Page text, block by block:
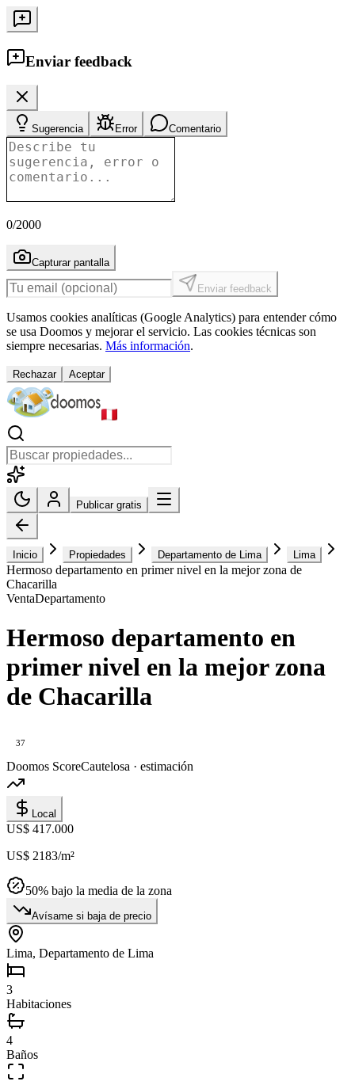
Enviar feedback
Sugerencia Error Comentario
0/2000
Capturar pantalla
Enviar feedback
Usamos cookies analíticas (Google Analytics) para entender cómo
se usa Doomos y mejorar el servicio. Las cookies técnicas son
siempre necesarias. Más información.
Rechazar Aceptar
Publicar gratis
Inicio Propiedades Departamento de Lima Lima
Hermoso departamento en primer nivel en la mejor zona de
Chacarilla
VentaDepartamento
Hermoso departamento en
primer nivel en la mejor zona
de Chacarilla
37
Doomos ScoreCautelosa · estimación
Local
US$ 417.000
US$ 2183/m²
50% bajo la media de la zona
Avísame si baja de precio
Lima, Departamento de Lima
3
Habitaciones
4
Baños